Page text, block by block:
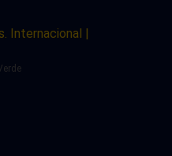
Internacional |